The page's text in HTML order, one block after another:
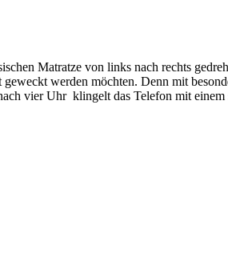
Matratze von links nach rechts
werden möchten. Denn mit
vier Uhr klingelt das Telefon mit